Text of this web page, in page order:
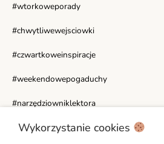
#wtorkoweporady
#chwytliwewejsciowki
#czwartkoweinspiracje
#weekendowepogaduchy
#narzędziowniklektora
WAŻNE LINKI
Wykorzystanie cookies